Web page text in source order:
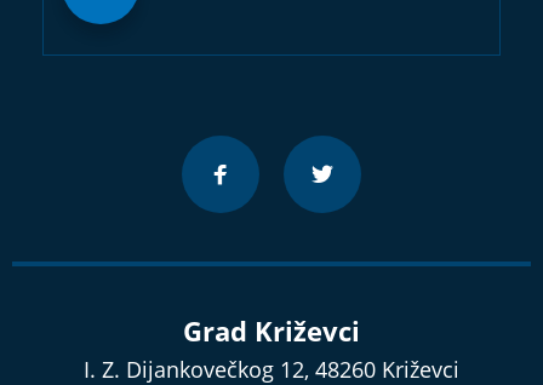
Grad Križevci
I. Z. Dijankovečkog 12, 48260 Križevci